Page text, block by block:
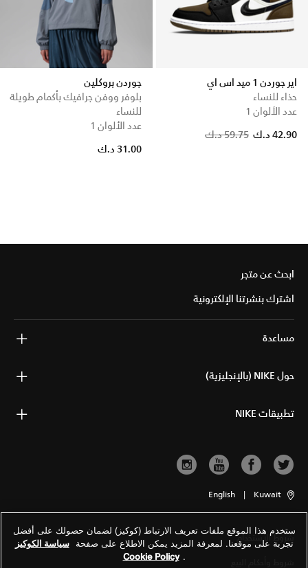
اير جوردن 1 ميد اس اي
حذاء للنساء
عدد الألوان 1
59.75 د.ك
42.90 د.ك
جوردن بروكلين
بلوفر ووفن جرافيك بأكمام طويلة
للنساء
عدد الألوان 1
31.00 د.ك
ابحث عن متجر
اشترك بنشرتنا الإلكترونية
مساعدة
حول NIKE (بالإنجليزية)
تطبيقات NIKE
Kuwait
|
English
شروط الاستخدام
ستخدم هذا الموقع ملفات تعريف الارتباط (كوكيز) لضمان حصولك على أفضل
تجربة على موقعنا. لمعرفة المزيد يمكن الاطلاع على صفحة سياسة الكوكيز
.
Cookie Policy